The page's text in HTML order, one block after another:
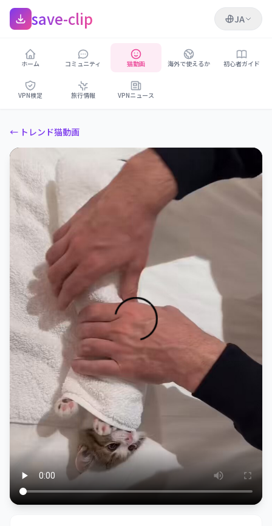
save-clip JA
ホーム コミュニティ 猫動画 海外で使えるか 初心者ガイド
VPN検定 旅行情報 VPNニュース
← トレンド猫動画